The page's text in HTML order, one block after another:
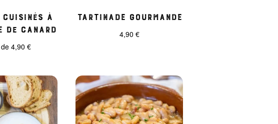
à
de Canard
de4,90€
Tartinade Gourmande
4,90 €